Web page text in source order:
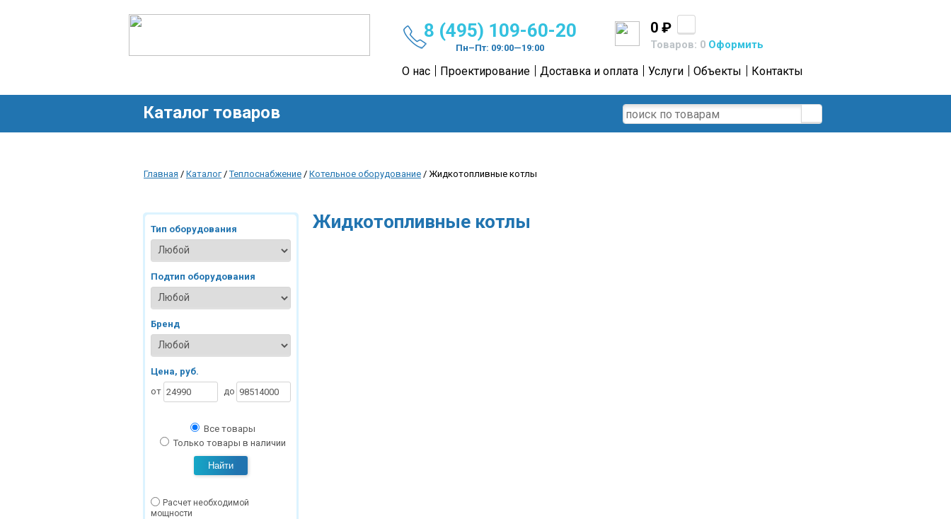
8 (495) 109-60-20
Пн–Пт: 09:00—19:00
0 ₽
Товаров: 0 Оформить
О нас Проектирование Доставка и оплата Услуги Объекты Контакты
Каталог товаров
Главная / Каталог/Теплоснабжение / Котельное оборудование / Жидкотопливные котлы
Тип оборудования
Подтип оборудования
Бренд
Цена, руб.
от
до
Все товары
Только товары в наличии
Найти
Расчет необходимой
мощности
Жидкотопливные котлы